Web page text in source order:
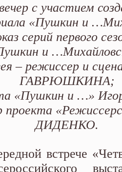
с участием
«Пушкин и
серий первого
и
– режиссер и
ГАВРЮШКИНА;
«Пушкин и …»
ДИДЕНКО.
встрече